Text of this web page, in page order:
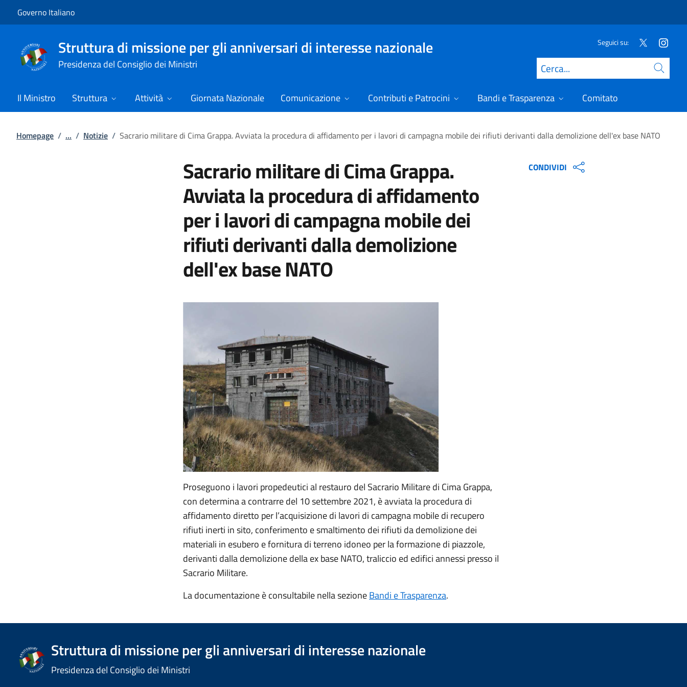
Governo Italiano
Struttura di missione per gli anniversari di interesse nazionale
Presidenza del Consiglio dei Ministri
Seguici su:
Cerca
Il Ministro Struttura Attività Giornata Nazionale Comunicazione Contributi e Patrocini Bandi e Trasparenza Comitato
Homepage / ... / Notizie / Sacrario militare di Cima Grappa. Avviata la procedura di affidamento per i lavori di campagna mobile dei rifiuti derivanti dalla demolizione dell'ex base NATO
Sacrario militare di Cima Grappa.
Avviata la procedura di affidamento
per i lavori di campagna mobile dei
rifiuti derivanti dalla demolizione
dell'ex base NATO
Proseguono i lavori propedeutici al restauro del Sacrario Militare di Cima Grappa,
con determina a contrarre del 10 settembre 2021, è avviata la procedura di
affidamento diretto per l’acquisizione di lavori di campagna mobile di recupero
rifiuti inerti in sito, conferimento e smaltimento dei rifiuti da demolizione dei
materiali in esubero e fornitura di terreno idoneo per la formazione di piazzole,
derivanti dalla demolizione della ex base NATO, traliccio ed edifici annessi presso il
Sacrario Militare.
La documentazione è consultabile nella sezioneBandi e Trasparenza.
CONDIVIDI
Struttura di missione per gli anniversari di interesse nazionale
Presidenza del Consiglio dei Ministri